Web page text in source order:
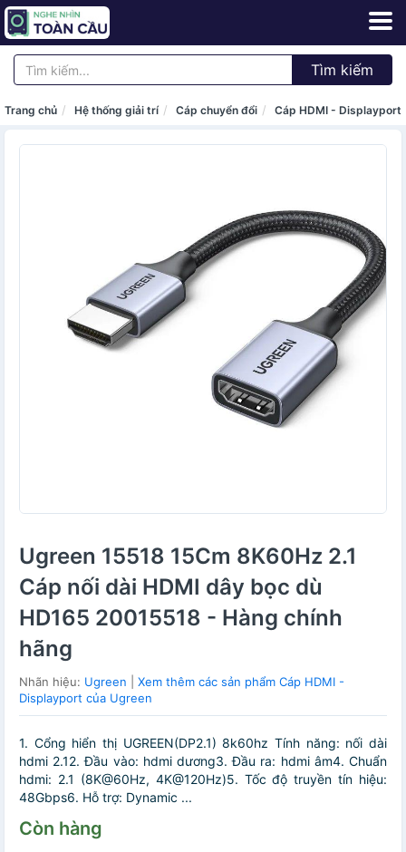
Tìm kiếm
Trang chủ Hệ thống giải trí Cáp chuyển đổi Cáp HDMI - Displayport
Ugreen 15518 15Cm 8K60Hz 2.1
Cáp nối dài HDMI dây bọc dù
HD165 20015518 - Hàng chính
hãng
Nhãn hiệu: Ugreen
Xem thêm các sản phẩm Cáp HDMI -
Displayport của Ugreen
1. Cổng hiển thị UGREEN(DP2.1) 8k60hz Tính năng: nối dài
hdmi 2.12. Đầu vào: hdmi dương3. Đầu ra: hdmi âm4. Chuẩn
hdmi: 2.1 (8K@60Hz, 4K@120Hz)5. Tốc độ truyền tín hiệu:
48Gbps6. Hỗ trợ: Dynamic ...
Còn hàng